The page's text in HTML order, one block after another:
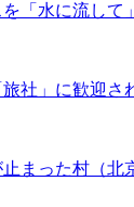
「水に流して
社」に歓迎さ
まった村（北